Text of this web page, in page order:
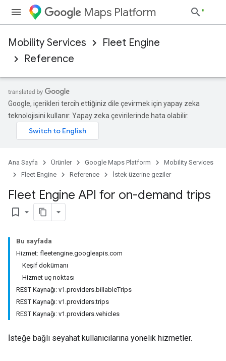
Maps Platform
Mobility Services
Fleet Engine
Reference
Google, içerikleri tercih ettiğiniz dile çevirmek için yapay zeka
teknolojisini kullanır. Yapay zeka çevirilerinde hata olabilir.
Ana Sayfa Ürünler Google Maps Platform
Mobility Services
Fleet Engine
Reference İstek üzerine geziler
Fleet Engine API for on-demand trips
bookmark_border
Bu sayfada
Hizmet: fleetengine.googleapis.com
Keşif dokümanı
Hizmet uç noktası
REST Kaynağı: v1.providers.billableTrips
REST Kaynağı: v1.providers.trips
REST Kaynağı: v1.providers.vehicles
İsteğe bağlı seyahat kullanıcılarına yönelik hizmetler.